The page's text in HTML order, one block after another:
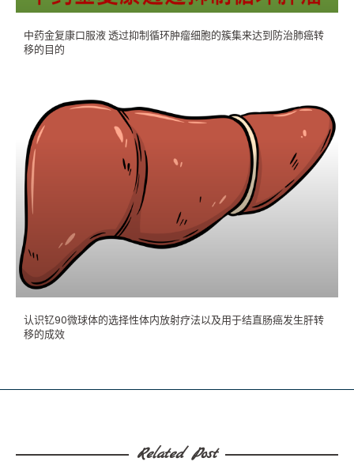
中药金复康口服液 透过抑制循环肿瘤细胞的簇集来达到防治肺癌转
移的目的
认识钇90微球体的选择性体内放射疗法以及用于结直肠癌发生肝转
移的成效
Related Post​